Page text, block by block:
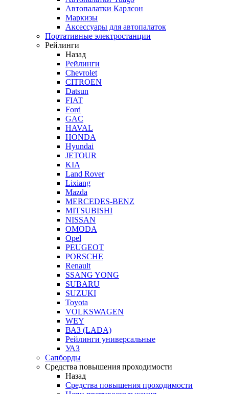
Автопалатки Карлсон
Маркизы
Аксессуары для автопалаток
Портативные электростанции
Рейлинги
Назад
Рейлинги
Chevrolet
CITROEN
Datsun
FIAT
Ford
GAC
HAVAL
HONDA
Hyundai
JETOUR
KIA
Land Rover
Lixiang
Mazda
MERCEDES-BENZ
MITSUBISHI
NISSAN
OMODA
Opel
PEUGEOT
PORSCHE
Renault
SSANG YONG
SUBARU
SUZUKI
Toyota
VOLKSWAGEN
WEY
ВАЗ (LADA)
Рейлинги универсальные
УАЗ
Сапборды
Средства повышения проходимости
Назад
Средства повышения проходимости